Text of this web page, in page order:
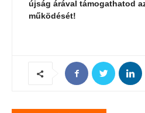
újság árával támogathatod
működését!